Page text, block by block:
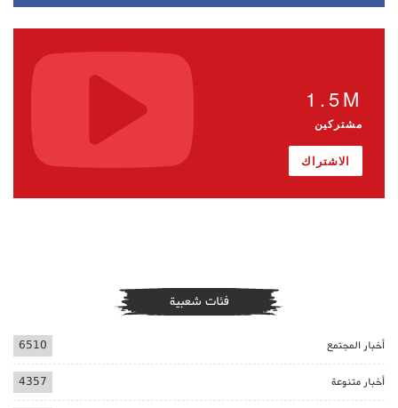
1.5M
مشتركين
الاشتراك
فئات شعبية
أخبار المجتمع 6510
أخبار متنوعة 4357